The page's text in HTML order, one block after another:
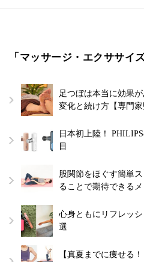
「マッサージ・エクササイ
足つぼは本当に効果
変化と続け方【専門家
日本初上陸！
目
股関節をほぐす簡単
ることで期待できる
心身ともにリフレッ
選
【真夏までに痩せる